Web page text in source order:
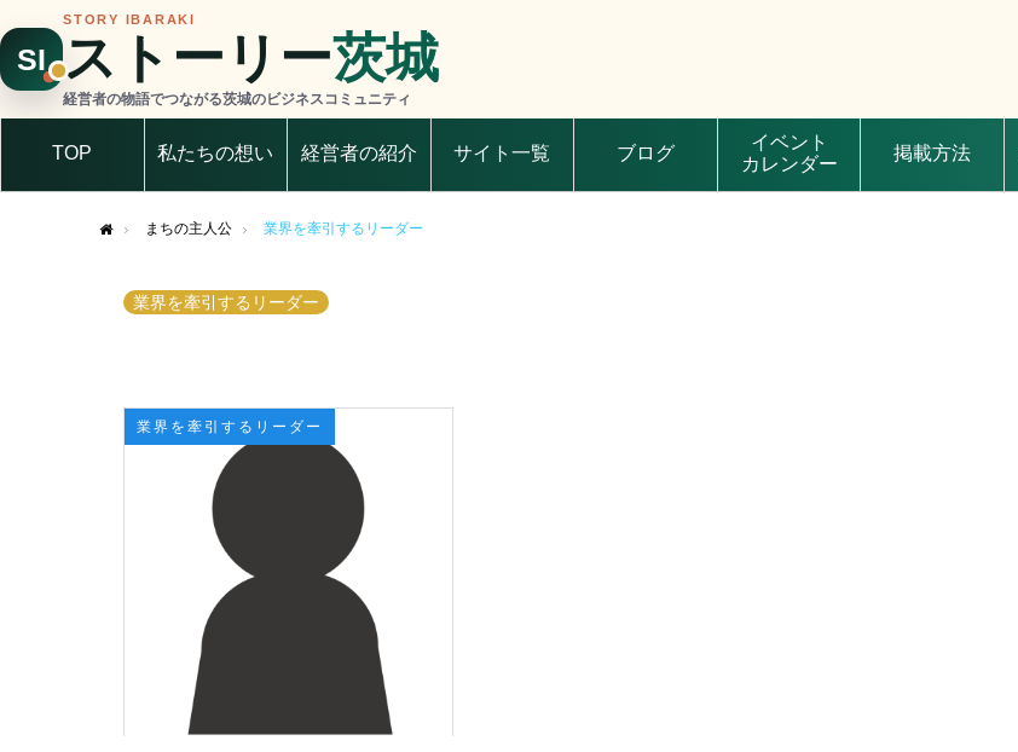
SI
STORY IBARAKI
ストーリー茨城
経営者の物語でつながる茨城のビジネスコミュニティ
TOP 私たちの想い 経営者の紹介 サイト一覧 ブログ
イベント
カレンダー
掲載方法
まちの主人公 業界を牽引するリーダー
業界を牽引するリーダー
業界を牽引するリーダー